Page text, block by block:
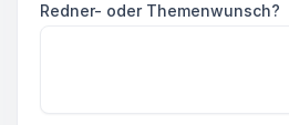
Redner- oder Themenwunsch?